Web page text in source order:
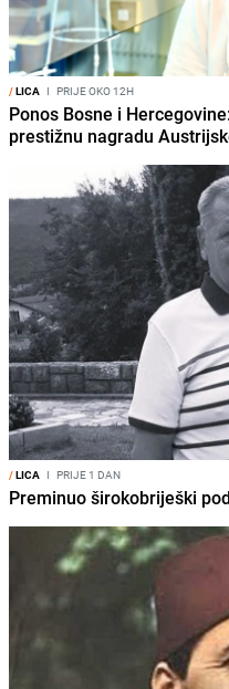
/LICA I PRIJE OKO 12H
Ponos Bosne i
prestižnu nagradu
/LICA I PRIJE 1 DAN
Preminuo širokobriješki